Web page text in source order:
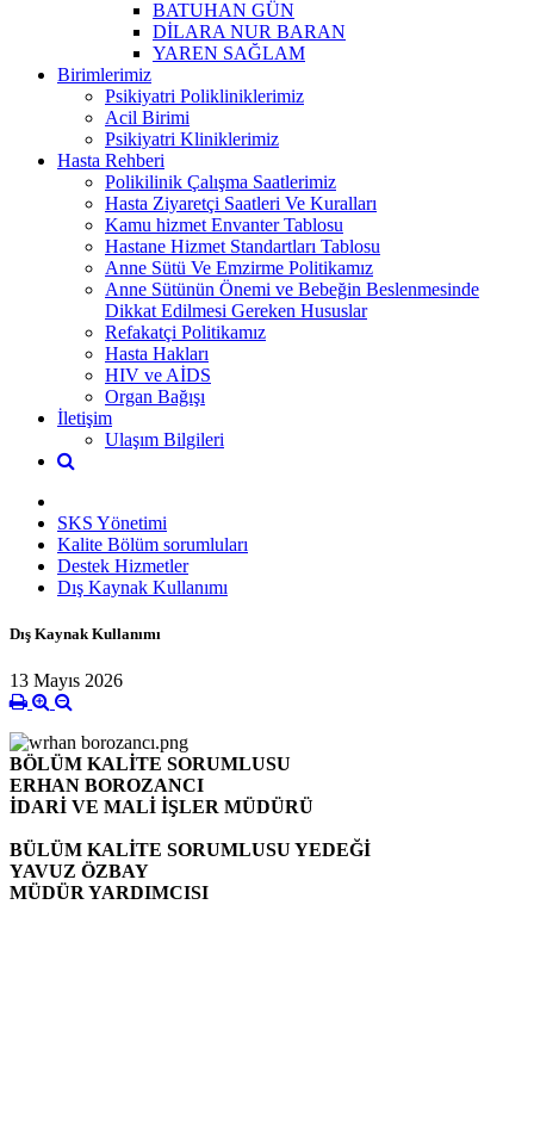
BATUHAN GÜN
DİLARA NUR BARAN
YAREN SAĞLAM
Birimlerimiz
Psikiyatri Polikliniklerimiz
Acil Birimi
Psikiyatri Kliniklerimiz
Hasta Rehberi
Polikilinik Çalışma Saatlerimiz
Hasta Ziyaretçi Saatleri Ve Kuralları
Kamu hizmet Envanter Tablosu
Hastane Hizmet Standartları Tablosu
Anne Sütü Ve Emzirme Politikamız
Anne Sütünün Önemi ve Bebeğin Beslenmesinde
Dikkat Edilmesi Gereken Hususlar
Refakatçi Politikamız
Hasta Hakları
HIV ve AİDS
Organ Bağışı
İletişim
Ulaşım Bilgileri
SKS Yönetimi
Kalite Bölüm sorumluları
Destek Hizmetler
Dış Kaynak Kullanımı
Dış Kaynak Kullanımı
13 Mayıs 2026
BÖLÜM KALİTE SORUMLUSU
ERHAN BOROZANCI
İDARİ VE MALİ İŞLER MÜDÜRÜ
BÜLÜM KALİTE SORUMLUSU YEDEĞİ
YAVUZ ÖZBAY
MÜDÜR YARDIMCISI